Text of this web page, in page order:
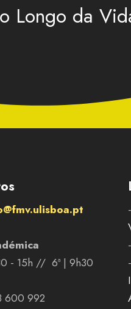
Longo da
- 15h // 6ª | 9h30
600 992
-
-
-